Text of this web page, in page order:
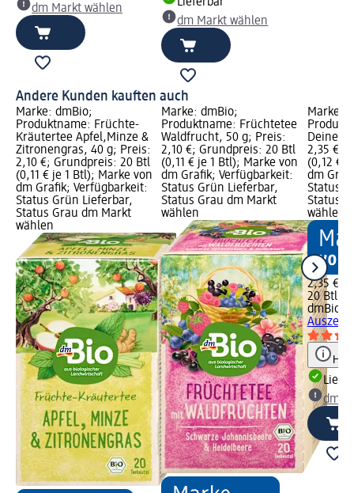
dm Markt wählen
dm Markt wählen
Andere Kunden kauften auch
Marke: dmBio;
Produktname: Früchte-
Kräutertee Apfel,Minze &
Zitronengras, 40 g; Preis:
2,10 €; Grundpreis: 20 Btl
(0,11 € je 1 Btl); Marke von
dm Grafik; Verfügbarkeit:
Status Grün Lieferbar,
Status Grau dm Markt
wählen
Marke: dmBio;
Produktname: Früchtetee
Waldfrucht, 50 g; Preis:
2,10 €; Grundpreis: 20 Btl
(0,11 € je 1 Btl); Marke von
dm Grafik; Verfügbarkeit:
Status Grün Lieferbar,
Status Grau dm Markt
wählen
Marke:
Deine
2,35 €;
(0,12 €
dm
Status
Status
wählen
2,35 €
20 Btl
dmBio
Auszeit,
dm